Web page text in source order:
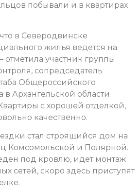
побывали и в квартирах
в Северодвинске
жилья ведется на
отметила участник группы
сопредседатель
Общероссийского
в Архангельской области
с хорошей отделкой,
качественно.
стал строящийся дом на
Комсомольской и Полярной.
под кровлю, идет монтаж
сетей, скоро здесь приступят